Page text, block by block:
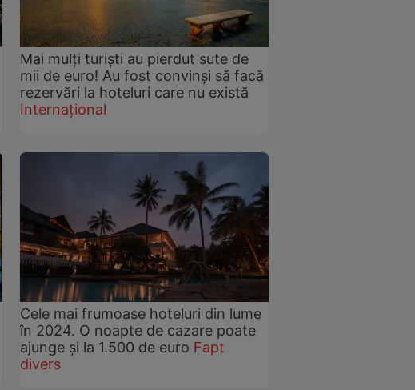
Mai mulți turiști au pierdut sute de
mii de euro! Au fost convinși să facă
rezervări la hoteluri care nu există
Internațional
Cele mai frumoase hoteluri din lume
în 2024. O noapte de cazare poate
ajunge și la 1.500 de euro Fapt
divers